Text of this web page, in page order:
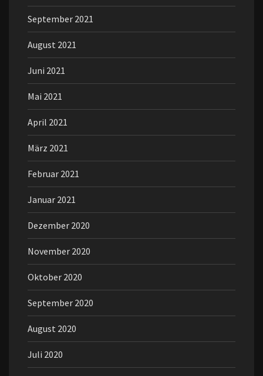
September 2021
August 2021
Juni 2021
Mai 2021
April 2021
März 2021
Februar 2021
Januar 2021
Dezember 2020
November 2020
Oktober 2020
September 2020
August 2020
Juli 2020